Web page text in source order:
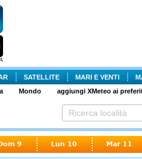
SATELLITE MARI E VENTI
Mondo aggiungi XMeteo ai
9 Lun 10 Mar 11